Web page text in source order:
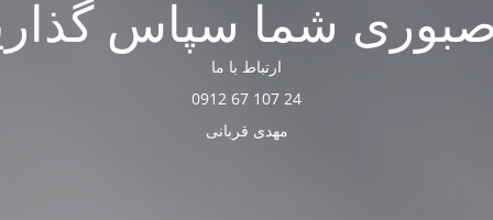
شما سپاس
ارتباط با ما
24 107 67 0912
مهدی قربانی